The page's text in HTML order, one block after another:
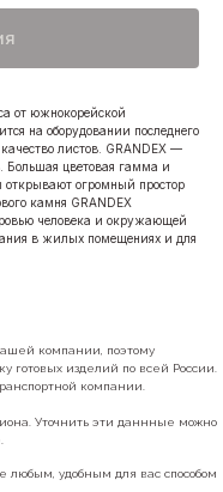
от южнокорейской
на оборудовании последнего
листов. GRANDEX —
Большая цветовая гамма и
открывают огромный простор
камня GRANDEX
человека и окружающей
в жилых помещениях и для
компании, поэтому
готовых изделий по всей России.
компании.
Уточнить эти даннные можно
любым, удобным для вас способом